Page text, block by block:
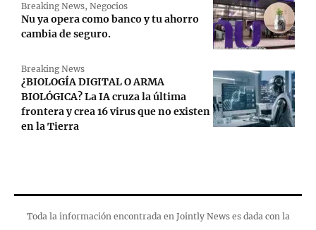
Breaking News, Negocios
Nu ya opera como banco y tu ahorro
cambia de seguro.
Breaking News
¿BIOLOGÍA DIGITAL O ARMA
BIOLÓGICA? La IA cruza la última
frontera y crea 16 virus que no existen
en la Tierra
Toda la información encontrada en Jointly News es dada con la